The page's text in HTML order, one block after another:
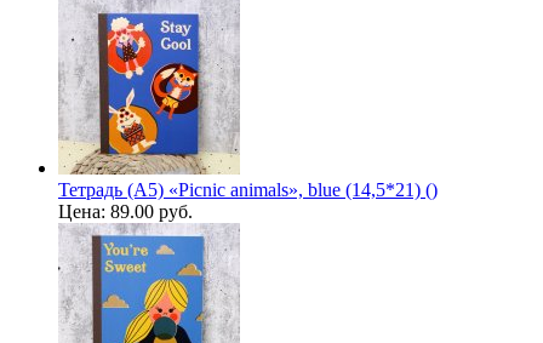
Тетрадь (A5) «Picnic animals», blue (14,5*21) ()
Цена: 89.00 руб.